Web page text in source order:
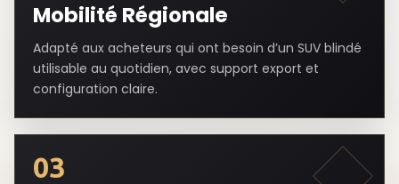
Mobilité Régionale
Adapté aux acheteurs qui ont besoin d’un SUV blindé
utilisable au quotidien, avec support export et
configuration claire.
03